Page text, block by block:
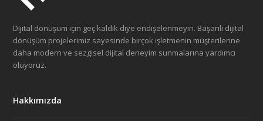
Dijital dönüşüm için geç kaldık diye endişelenmeyin. Başarılı dijital
dönüşüm projelerimiz sayesinde birçok işletmenin müşterilerine
daha modern ve sezgisel dijital deneyim sunmalarına yardımcı
oluyoruz.
Hakkımızda